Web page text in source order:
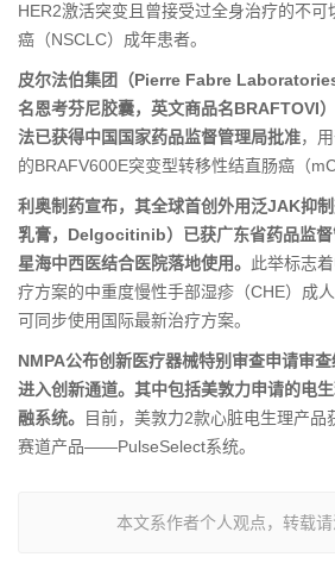
HER2激活突变且曾接受过全身治疗的不
癌（NSCLC）成年患者。
皮尔法伯集团（Pierre Fabre
名恩考芬尼胶囊，英文商品名BRAFTOVI
法已获得中国国家药品监督管理局批准，
的BRAFV600E突变型转移性结直肠癌（
利奥制药宣布，其全球首创外用泛JAK抑
乳膏，Delgocitinib）已获广东省药品监
星海中西医结合医院落地使用。 此举标志
疗方案的中重度慢性手部湿疹（CHE）成
可同步使用国际最新治疗方案。
NMPA公布创新医疗器械特别审查申请审
进入创新通道。其中包括美敦力申请的电
融系统。
目前，美敦力2款心脏电生理产品
赛道产品——PulseSelect系统。
本文系作者个人观点，转载请